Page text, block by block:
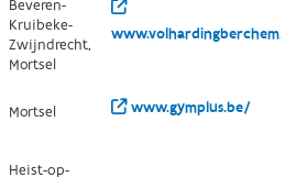
Beveren-
Kruibeke-
Zwijndrecht,
Mortsel
www.volhardingberchem.be/
Mortsel www.gymplus.be/
Heist-op-